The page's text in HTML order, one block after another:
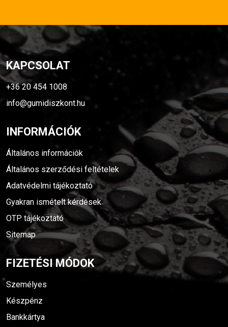
KAPCSOLAT
+36 20 454 1008
info@gumidiszkont.hu
INFORMÁCIÓK
Általános információk
Általános szerződési feltételek
Adatvédelmi tájékoztató
Gyakran ismételt kérdések
OTP tájékoztató
Sitemap
FIZETÉSI MÓDOK
Személyes
Készpénz
Bankkártya